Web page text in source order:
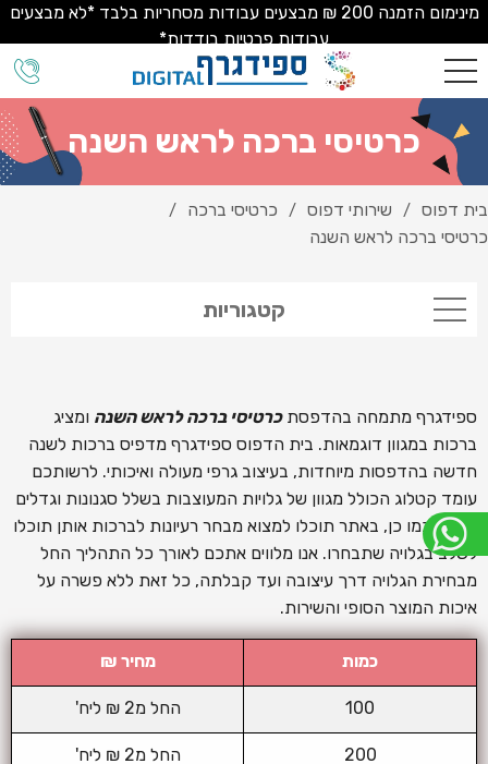
מינימום הזמנה 200 ₪ מבצעים עבודות מסחריות בלבד *לא מבצעים
עבודות פרטיות בודדות*
כרטיסי ברכה לראש השנה
בית דפוס / שירותי דפוס / כרטיסי ברכה /
כרטיסי ברכה לראש השנה
קטגוריות
ספידגרף מתמחה בהדפסתכרטיסי ברכה לראש השנה ומציג
ברכות במגוון דוגמאות. בית הדפוס ספידגרף מדפיס ברכות לשנה
חדשה בהדפסות מיוחדות, בעיצוב גרפי מעולה ואיכותי. לרשותכם
עומד קטלוג הכולל מגוון של גלויות המעוצבות בשלל סגנונות וגדלים
שונים. כמו כן, באתר תוכלו למצוא מבחר רעיונות לברכות אותן תוכלו
לשלב בגלויה שתבחרו. אנו מלווים אתכם לאורך כל התהליך החל
מבחירת הגלויה דרך עיצובה ועד קבלתה, כל זאת ללא פשרה על
איכות המוצר הסופי והשירות.
כמות מחיר ₪
100 החל מ2 ₪ ליח'
200 החל מ2 ₪ ליח'